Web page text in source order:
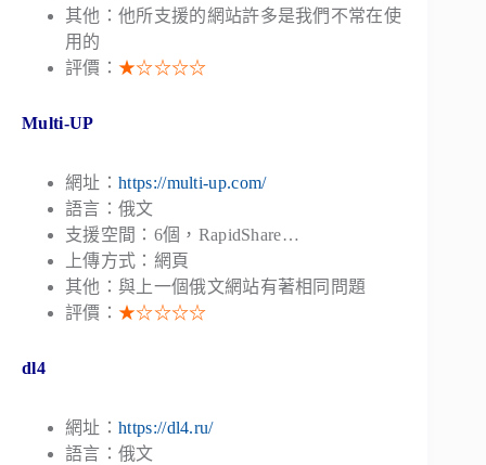
其他：他所支援的網站許多是我們不常在使
用的
評價： ★☆☆☆☆
Multi-UP
網址： https://multi-up.com/
語言：俄文
支援空間：6個，RapidShare…
上傳方式：網頁
其他：與上一個俄文網站有著相同問題
評價： ★☆☆☆☆
dl4
網址： https://dl4.ru/
語言：俄文